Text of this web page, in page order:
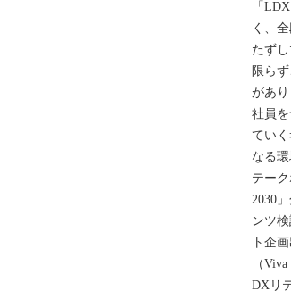
「
く、
たず
限ら
があ
社員
てい
なる
テー
2030
ンツ
ト企
（
DXリ